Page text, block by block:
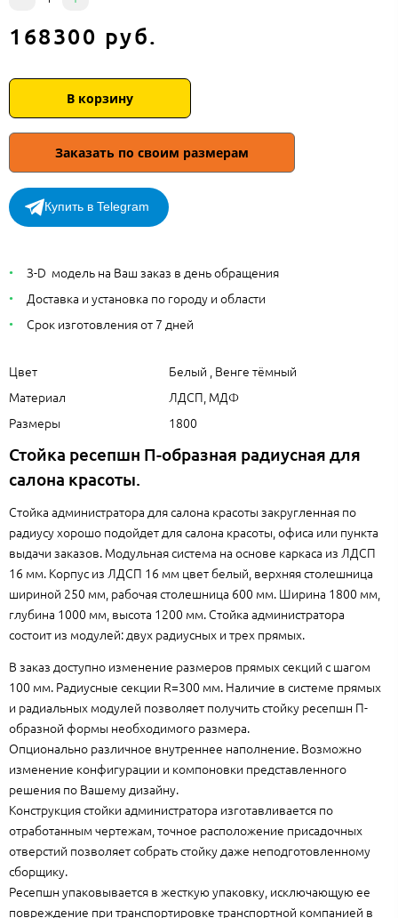
168300 руб.
В корзину
Заказать по своим размерам
Купить в Telegram
З-D модель на Ваш заказ в день обращения
Доставка и установка по городу и области
Срок изготовления от 7 дней
Цвет
Белый , Венге тёмный
Материал
ЛДСП, МДФ
Размеры
1800
Стойка ресепшн П-образная радиусная для
салона красоты.
Стойка администратора для салона красоты закругленная по
радиусу хорошо подойдет для салона красоты, офиса или пункта
выдачи заказов. Модульная система на основе каркаса из ЛДСП
16 мм. Корпус из ЛДСП 16 мм цвет белый, верхняя столешница
шириной 250 мм, рабочая столешница 600 мм. Ширина 1800 мм,
глубина 1000 мм, высота 1200 мм. Стойка администратора
состоит из модулей: двух радиусных и трех прямых.
В заказ доступно изменение размеров прямых секций с шагом
100 мм. Радиусные секции R=300 мм. Наличие в системе прямых
и радиальных модулей позволяет получить стойку ресепшн П-
образной формы необходимого размера.
Опционально различное внутреннее наполнение. Возможно
изменение конфигурации и компоновки представленного
решения по Вашему дизайну.
Конструкция стойки администратора изготавливается по
отработанным чертежам, точное расположение присадочных
отверстий позволяет собрать стойку даже неподготовленному
сборщику.
Ресепшн упаковывается в жесткую упаковку, исключающую ее
повреждение при транспортировке транспортной компанией в